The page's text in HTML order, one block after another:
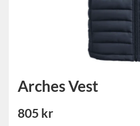
Arches Vest
805 kr